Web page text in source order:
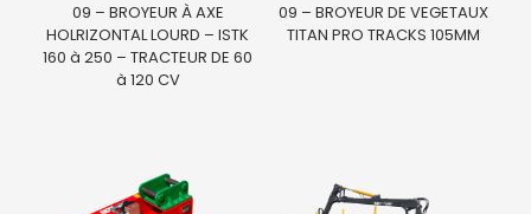
09 – BROYEUR À AXE
HOLRIZONTAL LOURD – ISTK
160 à 250 – TRACTEUR DE 60
à 120 CV
09 – BROYEUR DE VEGETAUX
TITAN PRO TRACKS 105MM